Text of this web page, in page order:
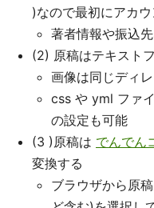
)なので最初にアカ
著者情報や振込
(2) 原稿はテキスト
画像は同じディ
css や yml ファ
の設定も可能
(3 )原稿は でんでん
変換する
ブラウザから原